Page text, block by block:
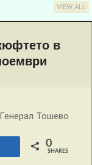
VIEW ALL
в
0
SHARES